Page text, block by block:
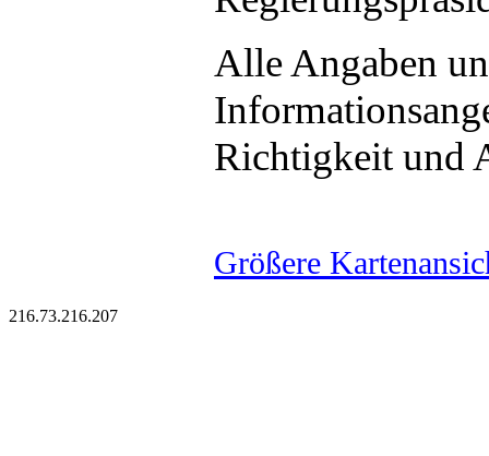
Alle Angaben
Richtigkeit und
Größere
216.73.216.207